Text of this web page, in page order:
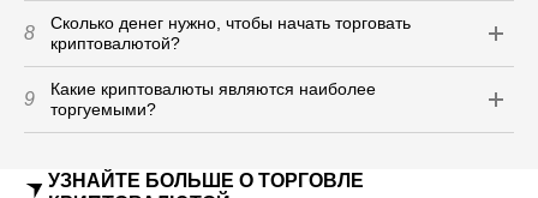
8
Сколько денег нужно, чтобы начать торговать
криптовалютой?
9
Какие криптовалюты являются наиболее
торгуемыми?
УЗНАЙТЕ БОЛЬШЕ О ТОРГОВЛЕ